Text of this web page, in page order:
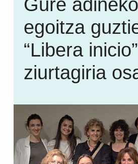
Gure
egoitza
“Libera inicio”
ziurtagiria